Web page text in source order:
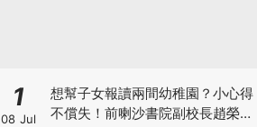
1
08 Jul
想幫子女報讀兩間幼稚園？小心得
不償失！前喇沙書院副校長趙榮